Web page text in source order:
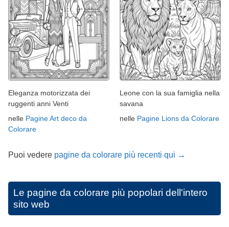
Eleganza motorizzata dei
ruggenti anni Venti
nelle Pagine Art deco da
Colorare
Leone con la sua famiglia nella
savana
nelle Pagine Lions da Colorare
Puoi vedere pagine da colorare più recenti qui →
Le pagine da colorare più popolari dell'intero
sito web